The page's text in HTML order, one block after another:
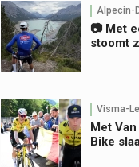
Alpecin-
📷 Met
stoomt
Visma-
Met
Bike